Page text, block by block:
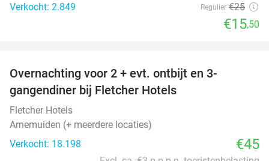
Verkocht: 2.849
Regulier €25
€15,50
Overnachting voor 2 + evt. ontbijt en 3-
gangendiner bij Fletcher Hotels
Fletcher Hotels
Arnemuiden (+ meerdere locaties)
Verkocht: 18.198
€45